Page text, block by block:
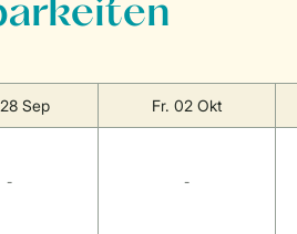
Sep Fr. 02 Okt
- -